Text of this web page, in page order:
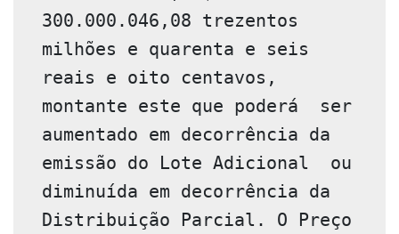
300.000.046,08 trezentos
milhões e quarenta e seis
reais e oito centavos,
montante este que poderá  ser
aumentado em decorrência da
emissão do Lote Adicional  ou
diminuída em decorrência da
Distribuição Parcial. O Preço